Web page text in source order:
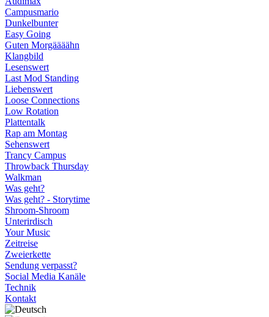
Campusmario
Dunkelbunter
Easy Going
Guten Morgäääähn
Klangbild
Lesenswert
Last Mod Standing
Liebenswert
Loose Connections
Low Rotation
Plattentalk
Rap am Montag
Sehenswert
Trancy Campus
Throwback Thursday
Walkman
Was geht?
Was geht? - Storytime
Shroom-Shroom
Unterirdisch
Your Music
Zeitreise
Zweierkette
Sendung verpasst?
Social Media Kanäle
Technik
Kontakt